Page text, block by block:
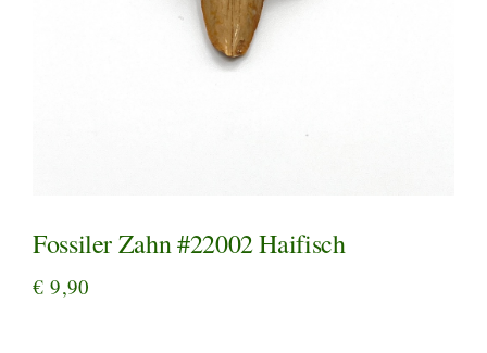
Fossiler Zahn #22002 Haifisch
€ 9,90